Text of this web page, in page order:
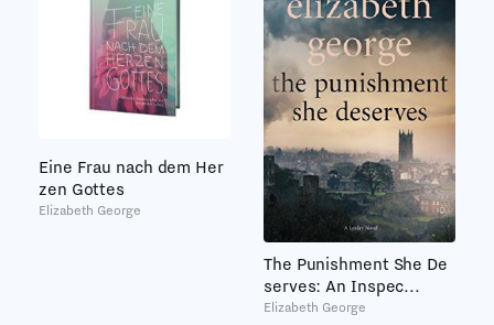
Eine Frau nach dem Her
zen Gottes
Elizabeth George
The Punishment She De
serves: An Inspec...
Elizabeth George